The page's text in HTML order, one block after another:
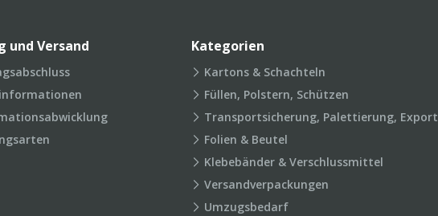
und Versand Kategorien
Kartons & Schachteln
Füllen, Polstern, Schützen
Transportsicherung, Palettierung, Export
Folien & Beutel
Klebebänder & Verschlussmittel
Versandverpackungen
Umzugsbedarf